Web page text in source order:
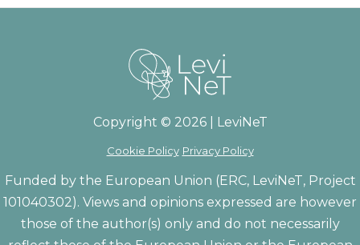
Copyright © 2026 | LeviNeT
Cookie Policy Privacy Policy
Funded by the European Union (ERC, LeviNeT, Project
101040302). Views and opinions expressed are however
those of the author(s) only and do not necessarily